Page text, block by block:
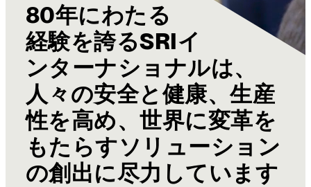
80年にわたる
経験を誇るSRIイ
ンターナショナルは、
人々の安全と健康、生産
性を高め、世界に変革を
もたらすソリューション
の創出に尽力しています